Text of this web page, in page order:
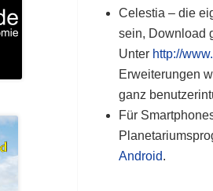
Celestia – die
sein, Download
Unter http://
Erweiterungen
ganz
Für
Android.